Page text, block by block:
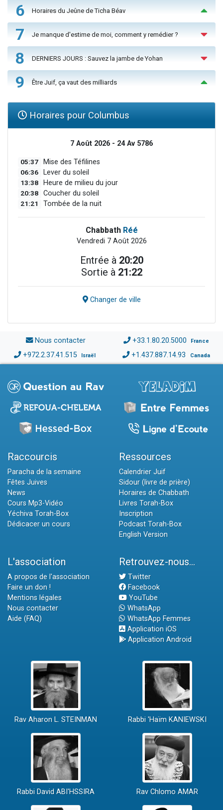
6 Horaires du Jeûne de Ticha Béav
7 Je manque d'estime de moi, comment y remédier ?
8 DERNIERS JOURS : Sauvez la jambe de Yohan
9 Être Juif, ça vaut des milliards
Horaires pour Columbus
7 Août 2026 - 24 Av 5786
05:37 Mise des Téfilines
06:36 Lever du soleil
13:38 Heure de milieu du jour
20:38 Coucher du soleil
21:21 Tombée de la nuit
Chabbath Réé
Vendredi 7 Août 2026
Entrée à 20:20
Sortie à 21:22
Changer de ville
Nous contacter +33.1.80.20.5000 France
+972.2.37.41.515 Israël +1.437.887.14.93 Canada
Raccourcis
Paracha de la semaine
Fêtes Juives
News
Cours Mp3-Vidéo
Yéchiva Torah-Box
Dédicacer un cours
Ressources
Calendrier Juif
Sidour (livre de prière)
Horaires de Chabbath
Livres Torah-Box
Inscription
Podcast Torah-Box
English Version
L'association
A propos de l'association
Faire un don !
Mentions légales
Nous contacter
Aide (FAQ)
Retrouvez-nous...
Twitter
Facebook
YouTube
WhatsApp
WhatsApp Femmes
Application iOS
Application Android
Rav Aharon L. STEINMAN Rabbi 'Haïm KANIEWSKI
Rabbi David ABI'HSSIRA Rav Chlomo AMAR